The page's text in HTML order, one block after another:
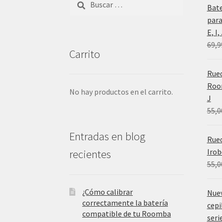
Carrito
No hay productos en el carrito.
Entradas en blog
recientes
¿Cómo calibrar
correctamente la batería
compatible de tu Roomba
E,
J